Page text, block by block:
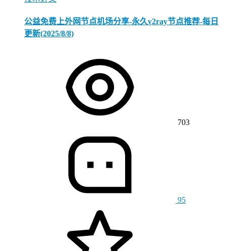
公益免费上外网节点机场分享-永久v2ray节点推荐-每日
更新(2025/8/8)
703
95